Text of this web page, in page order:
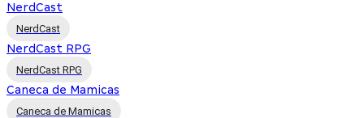
NerdCast
NerdCast
NerdCast RPG
NerdCast RPG
Caneca de Mamicas
Caneca de Mamicas